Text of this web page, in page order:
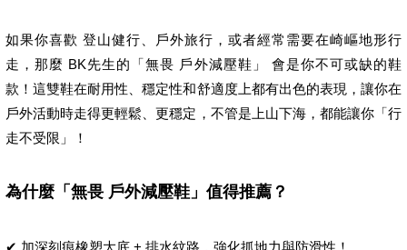
如果你喜歡 登山健行、戶外旅行，或者經常需要在崎嶇地形行
走，那麼 BK先生的「無畏 戶外減壓鞋」 會是你不可或缺的鞋
款！這雙鞋在耐用性、穩定性和舒適度上都有出色的表現，讓你在
戶外活動時走得更輕鬆、更穩定，不管是上山下海，都能讓你「行
走不受限」！
為什麼「無畏 戶外減壓鞋」值得推薦？
✔ 加深刻痕橡塑大底 + 排水紋路，強化抓地力與防滑性！